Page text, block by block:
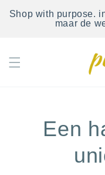
naar de
Shop with purpose.
maar de
Een